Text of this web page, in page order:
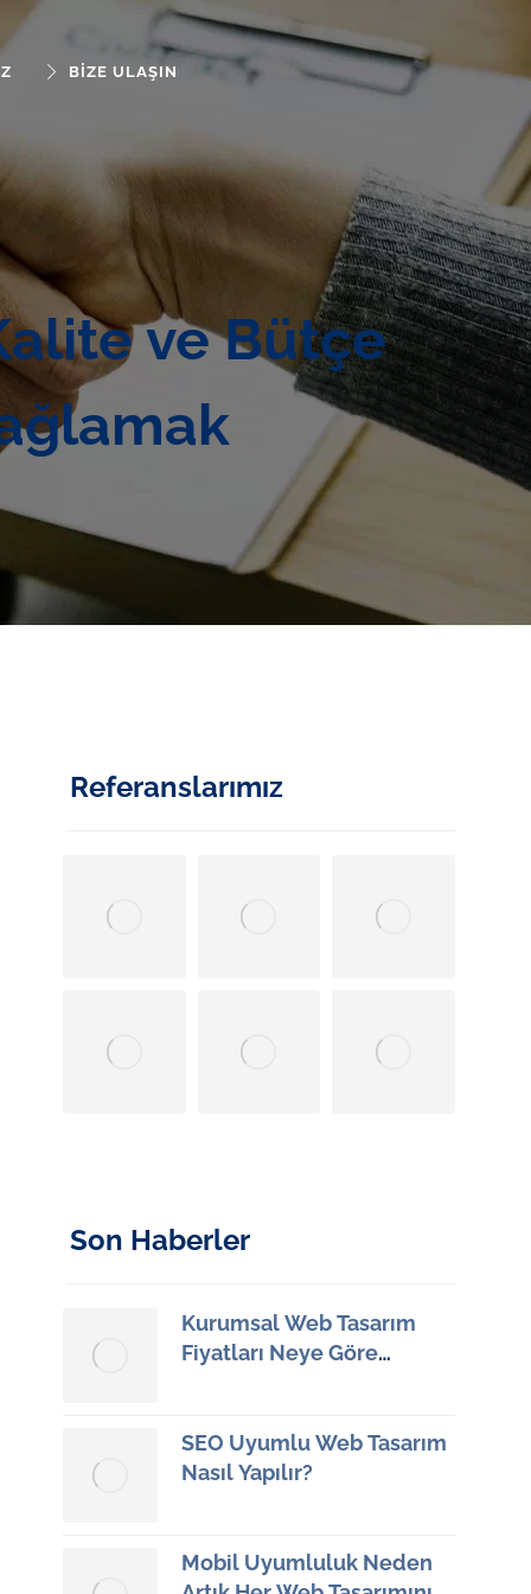
BIZE ULAŞIN
ve Bütçe
Referanslarımız
Son Haberler
Kurumsal Web Tasarım
Fiyatları Neye Göre
SEO Uyumlu Web Tasarım
Nasıl Yapılır?
Mobil Uyumluluk Neden